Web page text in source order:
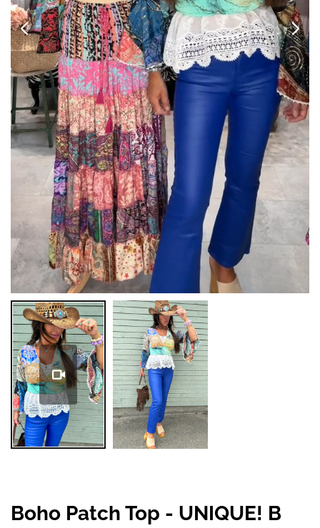
Pause
Boho Patch Top - UNIQUE! B